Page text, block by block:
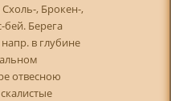
, Брокен-,
Берега
в глубине
отвесною